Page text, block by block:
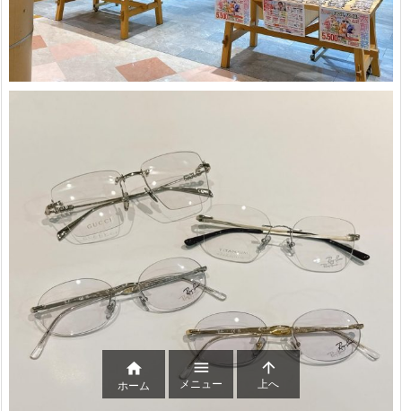

ホーム

メニュー

上へ